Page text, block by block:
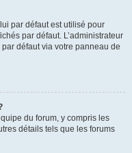
par défaut est utilisé pour
par défaut. L’administrateur
défaut via votre panneau de
du forum, y compris les
détails tels que les forums